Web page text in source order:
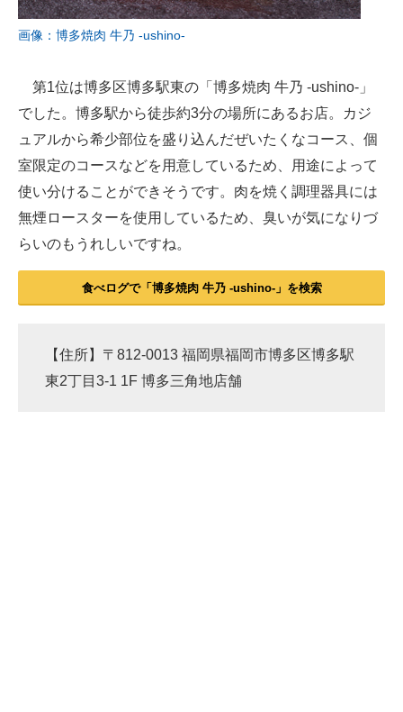
画像：博多焼肉 牛乃 -ushino-
第1位は博多区博多駅東の「博多焼肉 牛乃 -ushino-」
でした。博多駅から徒歩約3分の場所にあるお店。カジ
ュアルから希少部位を盛り込んだぜいたくなコース、個
室限定のコースなどを用意しているため、用途によって
使い分けることができそうです。肉を焼く調理器具には
無煙ロースターを使用しているため、臭いが気になりづ
らいのもうれしいですね。
食べログで「博多焼肉 牛乃 -ushino-」を検索
【住所】〒812-0013 福岡県福岡市博多区博多駅
東2丁目3-1 1F 博多三角地店舗